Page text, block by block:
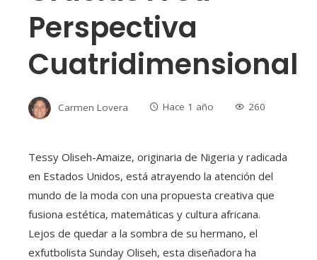
Perspectiva
Cuatridimensional
Carmen Lovera Hace 1 año 260
Tessy Oliseh-Amaize, originaria de Nigeria y radicada
en Estados Unidos, está atrayendo la atención del
mundo de la moda con una propuesta creativa que
fusiona estética, matemáticas y cultura africana.
Lejos de quedar a la sombra de su hermano, el
exfutbolista Sunday Oliseh, esta diseñadora ha